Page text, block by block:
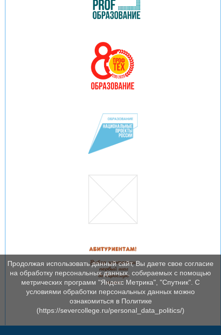
Продолжая использовать данный сайт, Вы даете свое согласие
на обработку персональных данных, собираемых с помощью
метрических программ "Яндекс Метрика", "Спутник". С
условиями обработки персональных данных можно
ознакомиться в Политике
(https://severcollege.ru/personal_data_politics/)